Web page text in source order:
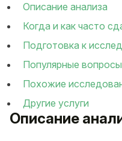
Описание
Описание анализа
Когда и как часто
Подготовка к
Популярные вопросы
Похожие
Другие услуги